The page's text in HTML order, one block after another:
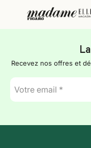
Recevez nos offres et
E-
mail
*